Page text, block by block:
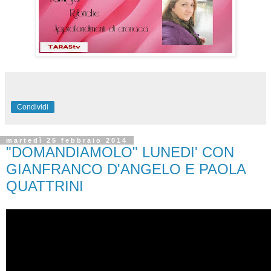
Condividi
martedì 25 febbraio 2014
"DOMANDIAMOLO" LUNEDI' CON
GIANFRANCO D'ANGELO E PAOLA
QUATTRINI